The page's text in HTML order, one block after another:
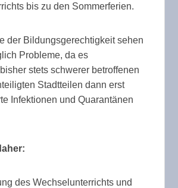
bis zu den Sommerferien.
der Bildungsgerechtigkeit sehen
Probleme, da es
stets schwerer betroffenen
Stadtteilen dann erst
Infektionen und Quarantänen
des Wechselunterrichts und